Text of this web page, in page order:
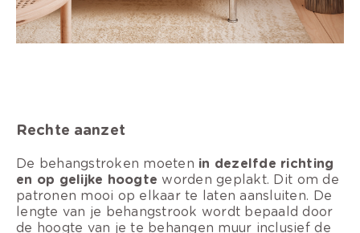
Rechte aanzet
De behangstroken moeten in dezelfde richting
en op gelijke hoogte worden geplakt. Dit om de
patronen mooi op elkaar te laten aansluiten. De
lengte van je behangstrook wordt bepaald door
de hoogte van je te behangen muur inclusief de